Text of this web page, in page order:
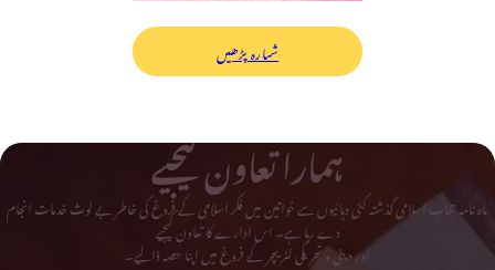
شمارہ پڑھیں
ہمارا تعاون کیجیے
ماہ نامہ حجاب اسلامی گذشتہ کئی دہائیوں سے خواتین میں فکر اسلامی کے فروغ کی خاطر بے لوث خدمات انجام
دے رہا ہے۔ اس ادارے کا تعاون کیجیے
اور دینی و تحریکی لٹریچر کے فروغ میں اپنا حصہ ڈالیے۔